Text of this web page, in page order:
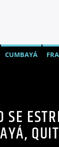
CUMBAYÁ
SE